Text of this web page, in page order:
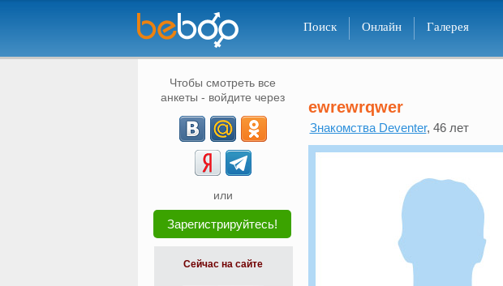
Поиск Онлайн Галерея
Чтобы смотреть все
анкеты - войдите через
или
Зарегистрируйтесь!
Сейчас на сайте
ewrewrqwer
Знакомства Deventer, 46 лет